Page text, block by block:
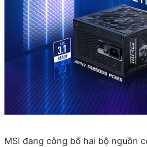
MSI đang công bố hai bộ nguồn